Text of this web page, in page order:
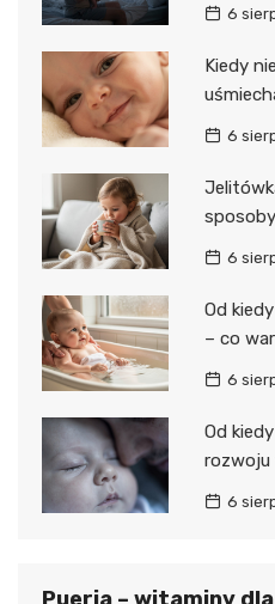
6
Kiedy
6
6
Od
– co
6
Od
rozwoju
6